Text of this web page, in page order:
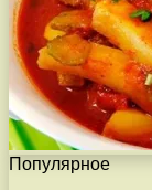
Популярное